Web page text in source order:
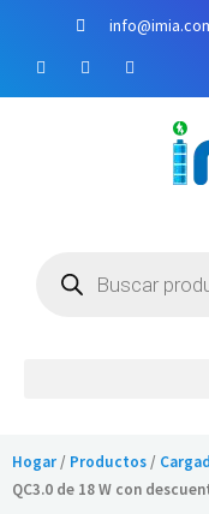
contenido
F
a
c
Y
o
u
I
n
s
productos
Hogar/ Productos/
QC3.0 de 18 W con